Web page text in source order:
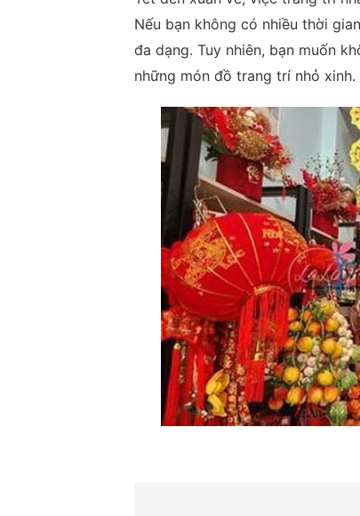
Nếu bạn không có nhiều thời
đa dạng. Tuy nhiên, bạn muốn
những món đồ trang trí nhỏ xinh.